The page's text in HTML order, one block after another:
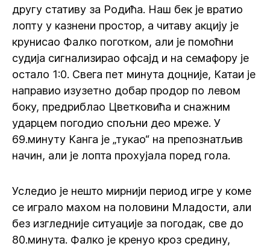
другу стативу за Родића. Наш бек је вратио
лопту у казнени простор, а читаву акцију је
крунисао Фалко поготком, али је помоћни
судија сигнализирао офсајд и на семафору је
остало 1:0. Свега пет минута доцније, Катаи је
направио изузетно добар продор по левом
боку, предриблао Цветковића и снажним
ударцем погодио спољни део мреже. У
69.минуту Канга је „тукао“ на препознатљив
начин, али је лопта прохујала поред гола.
Уследио је нешто мирнији период игре у коме
се играло махом на половини Младости, али
без изгледније ситуације за погодак, све до
80.минута. Фалко је кренуо кроз средину,